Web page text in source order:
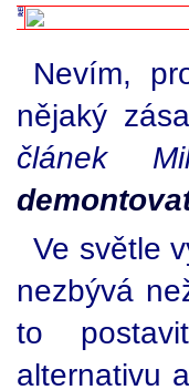
Nevím,
nějaký
článek
Ve světle
nezbývá
to
alternativu